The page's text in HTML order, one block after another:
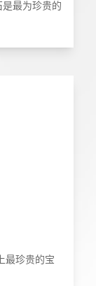
最为珍贵的
最珍贵的宝